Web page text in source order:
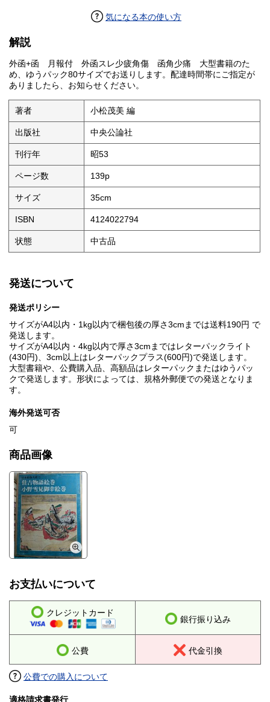
気になる本の使い方
解説
外函+函 月報付 外函スレ少疲角傷 函角少痛 大型書籍のた
め、ゆうパック80サイズでお送りします。配達時間帯にご指定が
ありましたら、お知らせください。
著者 小松茂美 編
出版社 中央公論社
刊行年 昭53
ページ数 139p
サイズ 35cm
ISBN 4124022794
状態 中古品
発送について
発送ポリシー
サイズがA4以内・1kg以内で梱包後の厚さ3cmまでは送料190円 で
発送します。
サイズがA4以内・4kg以内で厚さ3cmまではレターパックライト
(430円)、3cm以上はレターパックプラス(600円)で発送します。
大型書籍や、公費購入品、高額品はレターパックまたはゆうパッ
クで発送します。形状によっては、規格外郵便での発送となりま
す。
海外発送可否
可
商品画像
お支払いについて
クレジットカード
銀行振り込み
公費 代金引換
公費での購入について
適格請求書発行